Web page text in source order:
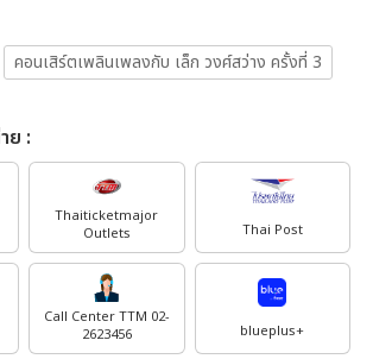
คอนเสิร์ตเพลินเพลงกับ เล็ก วงศ์สว่าง ครั้งที่ 3
ย :
Thaiticketmajor
Outlets
Thai Post
Call Center TTM 02-
2623456
blueplus+